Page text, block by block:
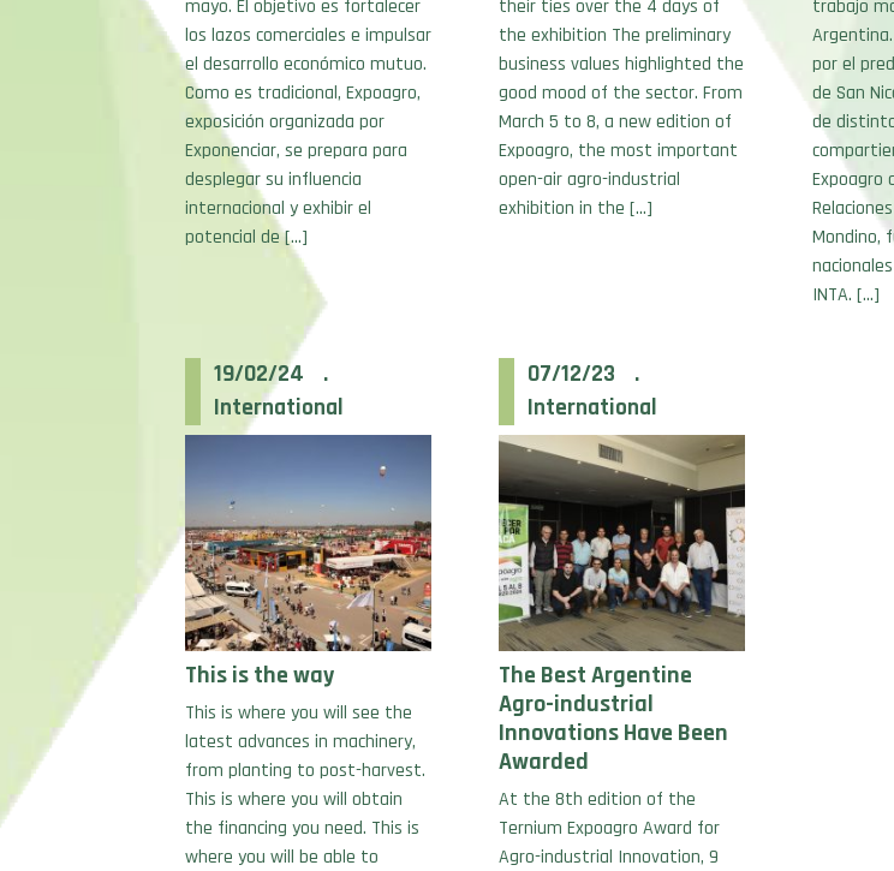
mayo. El objetivo es fortalecer
los lazos comerciales e impulsar
el desarrollo económico mutuo.
Como es tradicional, Expoagro,
exposición organizada por
Exponenciar, se prepara para
desplegar su influencia
internacional y exhibir el
potencial de […]
their ties over the 4 days of
the exhibition The preliminary
business values highlighted the
good mood of the sector. From
March 5 to 8, a new edition of
Expoagro, the most important
open-air agro-industrial
exhibition in the […]
trabajo
por el
de San
de
Expoagro
Mondino,
INTA. […]
19/02/24 .
International
This is the way
This is where you will see the
latest advances in machinery,
from planting to post-harvest.
This is where you will obtain
the financing you need. This is
where you will be able to
07/12/23 .
International
The Best Argentine
Agro-industrial
Innovations Have Been
Awarded
At the 8th edition of the
Ternium Expoagro Award for
Agro-industrial Innovation, 9